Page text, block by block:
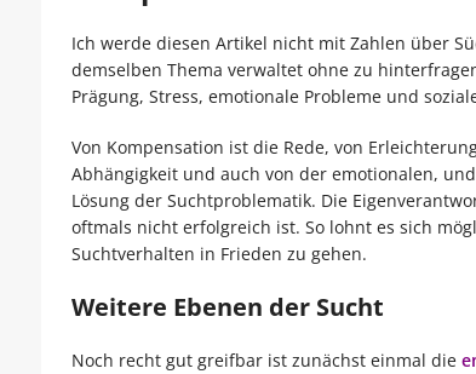
Ich werde diesen Artikel nicht mit Zahlen über
demselben Thema verwaltet ohne zu
Prägung, Stress, emotionale Probleme und
Von Kompensation ist die Rede, von
Abhängigkeit und auch von der emotionalen,
Lösung der Suchtproblematik. Die
oftmals nicht erfolgreich ist. So lohnt es sich
Suchtverhalten in Frieden zu gehen.
Weitere Ebenen der Sucht
Noch recht gut greifbar ist zunächst einmal die